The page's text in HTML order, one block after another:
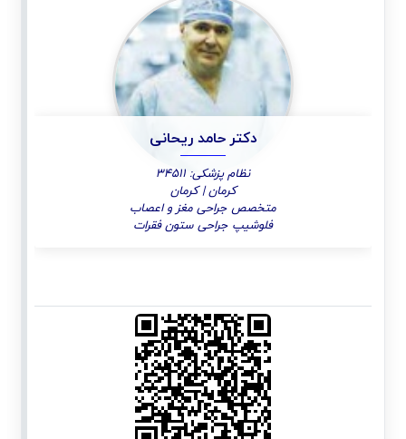
دکتر حامد ریحانی
نظام پزشکی: 34511
کرمان | کرمان
متخصص جراحی مغز و اعصاب
فلوشیپ جراحی ستون فقرات